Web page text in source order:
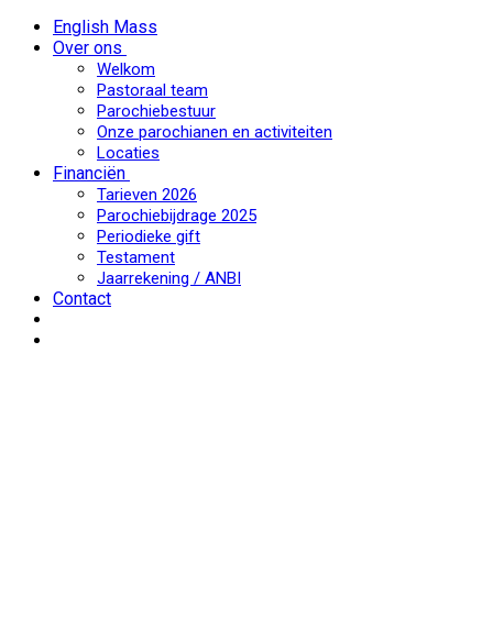
English Mass
Over ons
Welkom
Pastoraal team
Parochiebestuur
Onze parochianen en activiteiten
Locaties
Financiën
Tarieven 2026
Parochiebijdrage 2025
Periodieke gift
Testament
Jaarrekening / ANBI
Contact